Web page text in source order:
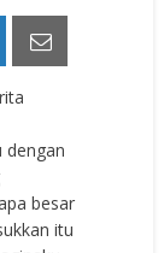
dengan
besar
itu